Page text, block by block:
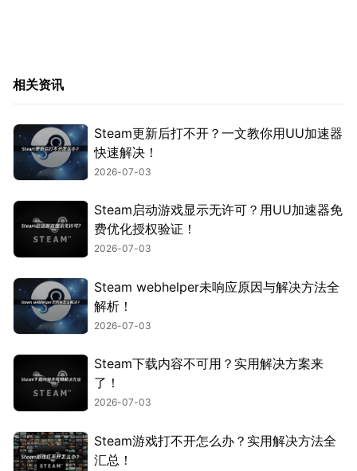
相关资讯
Steam更新后打不开？一文教你用UU加速器
快速解决！
2026-07-03
Steam启动游戏显示无许可？用UU加速器免
费优化授权验证！
2026-07-03
Steam webhelper未响应原因与解决方法全
解析！
2026-07-03
Steam下载内容不可用？实用解决方案来
了！
2026-07-03
Steam游戏打不开怎么办？实用解决方法全
汇总！